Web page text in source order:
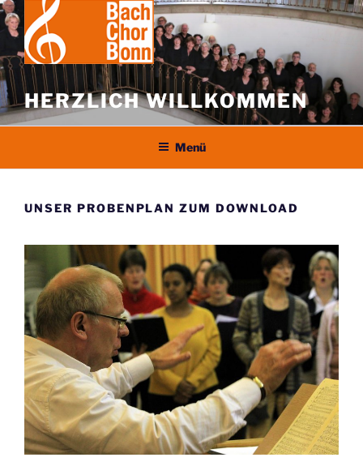
Zum
Inhalt
springen
HERZLICH WILLKOMMEN
Menü
UNSER PROBENPLAN ZUM DOWNLOAD